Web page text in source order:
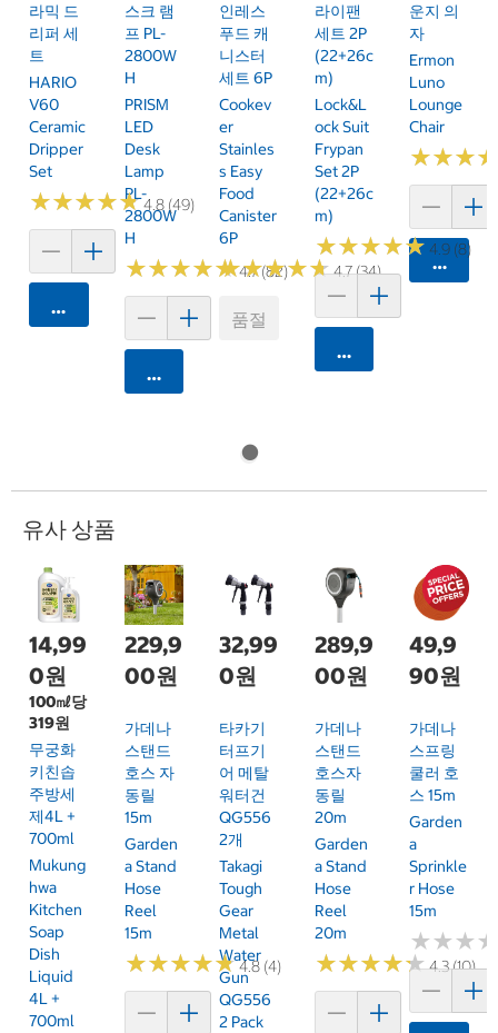
라믹 드
리퍼 세
트
HARIO
V60
Ceramic
Dripper
Set
★★★★★
★★★★★4.8 (49)
카트에 담기
스크 램
프 PL-
2800W
H
PRISM
LED
Desk
Lamp
PL-
2800W
H
★★★★★
★★★★★4.7 (82)
카트에 담기
인레스
푸드 캐
니스터
세트 6P
Cookev
Er
Stainles
S Easy
Food
Canister
6P
★★★★★
★★★★★4.7 (34)
품절
라이팬
세트 2P
(22+26c
M)
Lock&L
Ock Suit
Frypan
Set 2P
(22+26c
M)
★★★★★
★★★★★4.9 (8)
카트에 담기
운지 의
자
Ermon
Luno
Lounge
Chair
★★★
★★★
카트에
유사 상품
14,99
0원
100㎖당
319원
무궁화
키친솝
주방세
제4L +
700ml
Mukung
Hwa
Kitchen
Soap
Dish
Liquid
4L +
700ml
229,9
00원
가데나
스탠드
호스 자
동릴
15m
Garden
A Stand
Hose
Reel
15m
★★★★★
★★★★★4.8 (4)
32,99
0원
타카기
터프기
어 메탈
워터건
QG556
2개
Takagi
Tough
Gear
Metal
Water
Gun
QG556
2 Pack
289,9
00원
가데나
스탠드
호스자
동릴
20m
Garden
A Stand
Hose
Reel
20m
★★★★★
★★★★★4.3 (10)
49,9
90원
가데나
스프링
쿨러 호
스 15m
Garden
A
Sprinkle
R Hose
15m
★★★
★★★